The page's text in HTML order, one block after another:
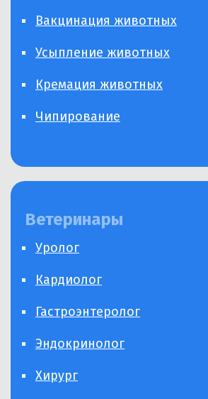
Вакцинация животных
Усыпление животных
Кремация животных
Чипирование
Ветеринары
Уролог
Кардиолог
Гастроэнтеролог
Эндокринолог
Хирург